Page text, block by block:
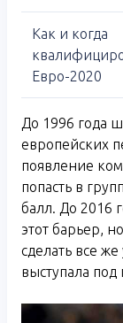
Как и когда
Евро-2020
До 1996 года
европейских
появление
попасть в
балл. До 2016
этот барьер,
сделать все
выступала под